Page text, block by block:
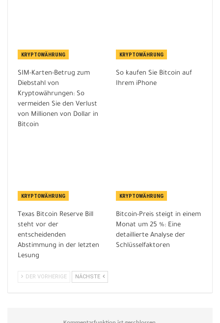
KRYPTOWÄHRUNG
SIM-Karten-Betrug zum
Diebstahl von
Kryptowährungen: So
vermeiden Sie den Verlust
von Millionen von Dollar in
Bitcoin
KRYPTOWÄHRUNG
So kaufen Sie Bitcoin auf
Ihrem iPhone
KRYPTOWÄHRUNG
Texas Bitcoin Reserve Bill
steht vor der
entscheidenden
Abstimmung in der letzten
Lesung
KRYPTOWÄHRUNG
Bitcoin-Preis steigt in einem
Monat um 25 %: Eine
detaillierte Analyse der
Schlüsselfaktoren
DER VORHERIGE NÄCHSTE